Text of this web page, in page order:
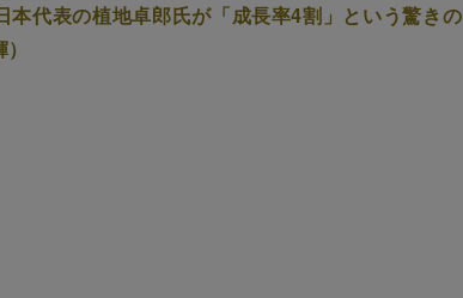
代表の植地卓郎氏が「成長率4割」という驚きの